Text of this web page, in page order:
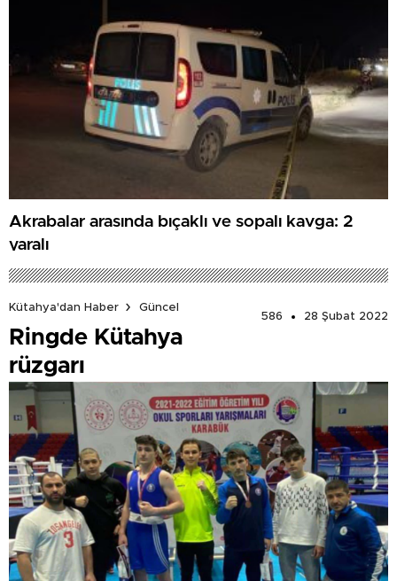
Akrabalar arasında bıçaklı ve sopalı kavga: 2
yaralı
Kütahya'dan Haber
Güncel
586
28 Şubat 2022
Ringde Kütahya
rüzgarı